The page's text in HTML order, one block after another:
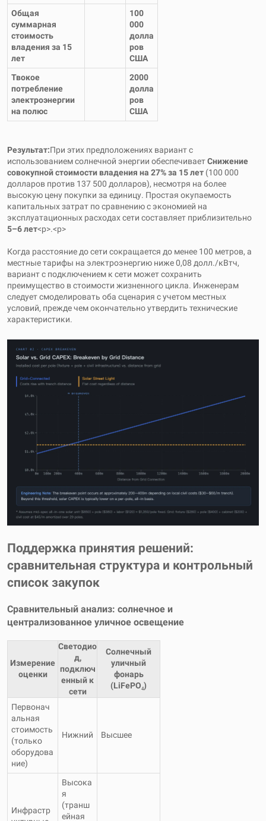
Общая
суммарная
стоимость
владения за 15
лет
100
000
долла
ров
США
Твокое
потребление
электроэнергии
на полюс
2000
долла
ров
США
Результат:При этих предположениях вариант с
использованием солнечной энергии обеспечиваетСнижение
совокупной стоимости владения на 27% за 15 лет (100 000
долларов против 137 500 долларов), несмотря на более
высокую цену покупки за единицу. Простая окупаемость
капитальных затрат по сравнению с экономией на
эксплуатационных расходах сети составляет приблизительно
5–6 лет<р>.<р>
Когда расстояние до сети сокращается до менее 100 метров, а
местные тарифы на электроэнергию ниже 0,08 долл./кВтч,
вариант с подключением к сети может сохранить
преимущество в стоимости жизненного цикла. Инженерам
следует смоделировать оба сценария с учетом местных
условий, прежде чем окончательно утвердить технические
характеристики.
Поддержка принятия решений:
сравнительная структура и контрольный
список закупок
Сравнительный анализ: солнечное и
централизованное уличное освещение
Измерение
оценки
Светодио
д,
подключ
енный к
сети
Солнечный
уличный
фонарь
(LiFePO₄)
Первонач
альная
стоимость
(только
оборудова
ние)
Нижний Высшее
Инфрастр
Высока
я
(транш
ейная